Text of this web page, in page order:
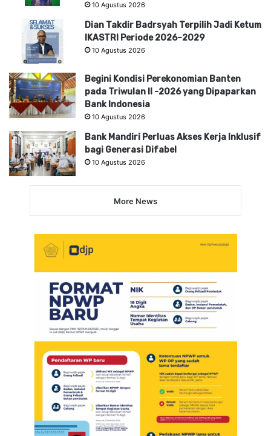
10 Agustus 2026
Dian Takdir Badrsyah Terpilih Jadi Ketum
IKASTRI Periode 2026–2029
10 Agustus 2026
Begini Kondisi Perekonomian Banten
pada Triwulan II -2026 yang Dipaparkan
Bank Indonesia
10 Agustus 2026
Bank Mandiri Perluas Akses Kerja Inklusif
bagi Generasi Difabel
10 Agustus 2026
More News